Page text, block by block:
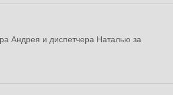
Андрея и диспетчера Наталью за